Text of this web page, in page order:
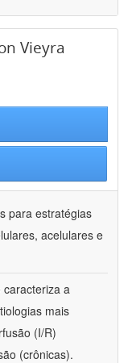
Vieyra
para estratégias
acelulares e
caracteriza a
mais
(I/R)
(crônicas).